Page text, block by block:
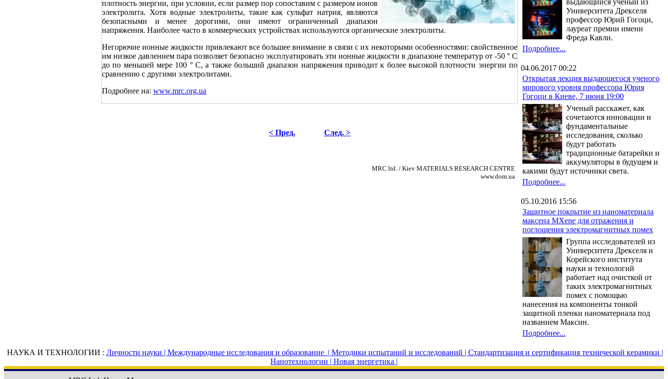
плотность энергии, при условии, если размер пор сопоставим с размером ионов
электролита. Хотя водные электролиты, такие как сульфат натрия, являются
безопасными и менее дорогими, они имеют ограниченный диапазон
напряжения. Наиболее часто в коммерческих устройствах используются органические электролиты.
Негорючие ионные жидкости привлекают все большее внимание в связи с их некоторыми особенностями: свойственное
им низкое давлением пара позволяет безопасно эксплуатировать эти ионные жидкости в диапазоне температур от -50 ° С
до по меньшей мере 100 ° С, а также больший диапазон напряжения приводит к более высокой плотности энергии по
сравнению с другими электролитами.
Подробнее на: www.mrc.org.ua
< Пред. След. >
MRC ltd. / Kiev MATERIALS RESEARCH CENTRE
www.dom.ua
выдающийся ученый из
Университета Дрекселя
профессор Юрий Гогоци,
лауреат премии имени
Фреда Кавли.
Подробнее...
04.06.2017 00:22
Открытая лекция выдающегося ученого
мирового уровня профессора Юрия
Гогоци в Киеве, 7 июня 19:00
Ученый расскажет, как
сочетаются инновации и
фундаментальные
исследования, сколько
будут работать
традиционные батарейки и
аккумуляторы в будущем и
какими будут источники света.
Подробнее...
05.10.2016 15:56
Защитное покрытие из наноматериала
максена MXene для отражения и
поглощения электромагнитных помех
Группа исследователей из
Университета Дрекселя и
Корейского института
науки и технологий
работает над очисткой от
таких электромагнитных
помех с помощью
нанесения на компоненты тонкой
защитной пленки наноматериала под
названием Максин.
Подробнее...
НАУКА И ТЕХНОЛОГИИ : Личности науки | Международные исследования и образование | Методики испытаний и исследований | Стандартизация и сертификация технической керамики |
Нанотехнологии | Новая энергетика |